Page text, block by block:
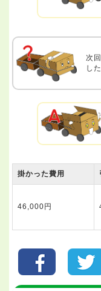
次
し
掛かった費用
46,000円